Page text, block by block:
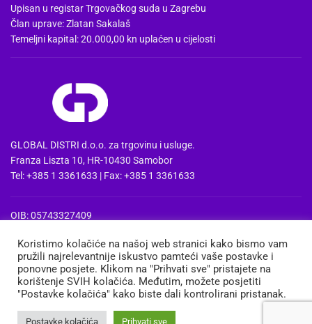
Upisan u registar Trgovačkog suda u Zagrebu
Član uprave: Zlatan Sakalaš
Temeljni kapital: 20.000,00 kn uplaćen u cijelosti
GLOBAL DISTRI d.o.o. za trgovinu i usluge.
Franza Liszta 10, HR-10430 Samobor
Tel: +385 1 3361633 | Fax: +385 1 3361633
OIB: 05743327409
PDV Id: HR05743327409
IBAN: HR3724020061100668741
Erste&Steiermaerkische bank d.d. Zagreb
MEDIA TRGOVINA KOŠARICA
Koristimo kolačiće na našoj web stranici kako bismo vam
pružili najrelevantnije iskustvo pamteći vaše postavke i
ponovne posjete. Klikom na "Prihvati sve" pristajete na
korištenje SVIH kolačića. Međutim, možete posjetiti
"Postavke kolačića" kako biste dali kontrolirani pristanak.
Postavke kolačića Prihvati sve